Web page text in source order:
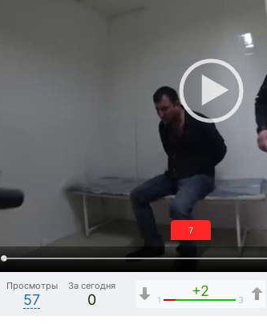
6
Просмотры
57
За сегодня
0
+2
1 3